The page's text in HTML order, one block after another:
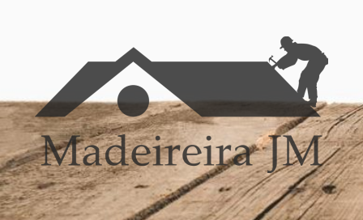
MADEIREIRA JM
Blog Madeireira JM